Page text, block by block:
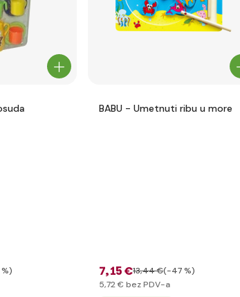
BABU - Umetnuti ribu u more
7,15 €13,44 €(-47 %)
5,72 € bez PDV-a